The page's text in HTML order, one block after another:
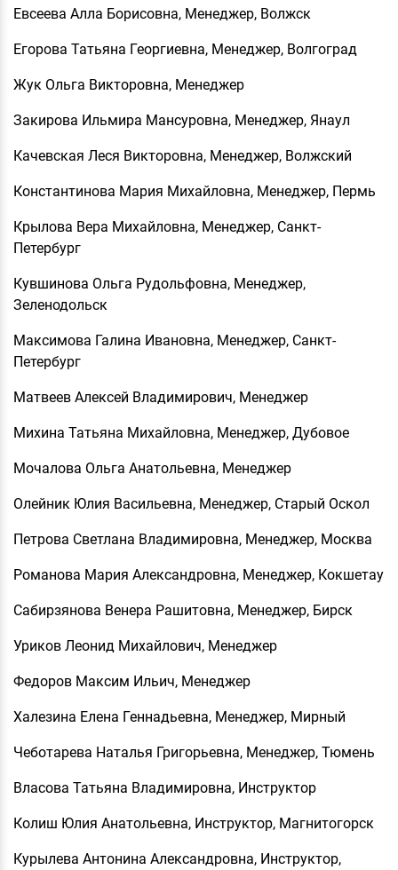
Евсеева Алла Борисовна, Менеджер, Волжск
Егорова Татьяна Георгиевна, Менеджер, Волгоград
Жук Ольга Викторовна, Менеджер
Закирова Ильмира Мансуровна, Менеджер, Янаул
Качевская Леся Викторовна, Менеджер, Волжский
Константинова Мария Михайловна, Менеджер, Пермь
Крылова Вера Михайловна, Менеджер, Санкт-
Петербург
Кувшинова Ольга Рудольфовна, Менеджер,
Зеленодольск
Максимова Галина Ивановна, Менеджер, Санкт-
Петербург
Матвеев Алексей Владимирович, Менеджер
Михина Татьяна Михайловна, Менеджер, Дубовое
Мочалова Ольга Анатольевна, Менеджер
Олейник Юлия Васильевна, Менеджер, Старый Оскол
Петрова Светлана Владимировна, Менеджер, Москва
Романова Мария Александровна, Менеджер, Кокшетау
Сабирзянова Венера Рашитовна, Менеджер, Бирск
Уриков Леонид Михайлович, Менеджер
Федоров Максим Ильич, Менеджер
Халезина Елена Геннадьевна, Менеджер, Мирный
Чеботарева Наталья Григорьевна, Менеджер, Тюмень
Власова Татьяна Владимировна, Инструктор
Колиш Юлия Анатольевна, Инструктор, Магнитогорск
Курылева Антонина Александровна, Инструктор,